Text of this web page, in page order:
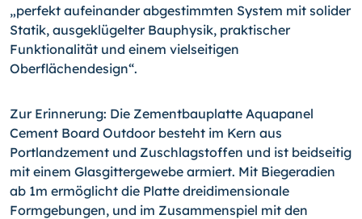
„perfekt aufeinander abgestimmten System mit solider
Statik, ausgeklügelter Bauphysik, praktischer
Funktionalität und einem vielseitigen
Oberflächendesign“.
Zur Erinnerung: Die Zementbauplatte Aquapanel
Cement Board Outdoor besteht im Kern aus
Portlandzement und Zuschlagstoffen und ist beidseitig
mit einem Glasgittergewebe armiert. Mit Biegeradien
ab 1m ermöglicht die Platte dreidimensionale
Formgebungen, und im Zusammenspiel mit den